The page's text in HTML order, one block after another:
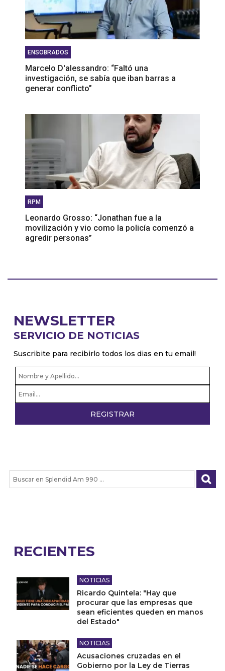
ENSOBRADOS
Marcelo D'alessandro: “Faltó una
investigación, se sabía que iban barras a
generar conflicto”
RPM
Leonardo Grosso: “Jonathan fue a la
movilización y vio como la policía comenzó a
agredir personas”
NEWSLETTER
SERVICIO DE NOTICIAS
Suscribite para recibirlo todos los dias en tu email!
RECIENTES
NOTICIAS
Ricardo Quintela: "Hay que
procurar que las empresas que
sean eficientes queden en manos
del Estado"
NOTICIAS
Acusaciones cruzadas en el
Gobierno por la Ley de Tierras